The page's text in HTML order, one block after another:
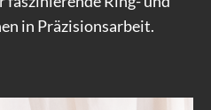
in Präzisionsarbeit.